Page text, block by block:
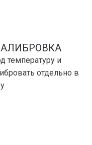
температуру и
отдельно в